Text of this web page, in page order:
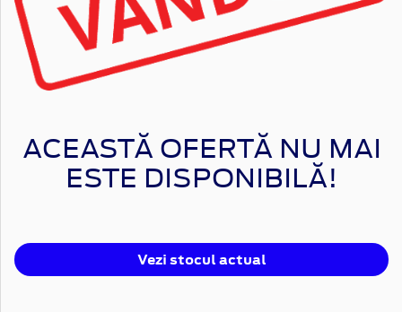
ACEASTĂ OFERTĂ NU MAI
ESTE DISPONIBILĂ!
Vezi stocul actual